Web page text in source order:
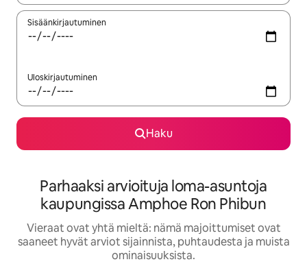
Sisäänkirjautuminen
Uloskirjautuminen
Haku
Parhaaksi arvioituja loma-asuntoja
kaupungissa Amphoe Ron Phibun
Vieraat ovat yhtä mieltä: nämä majoittumiset ovat
saaneet hyvät arviot sijainnista, puhtaudesta ja muista
ominaisuuksista.